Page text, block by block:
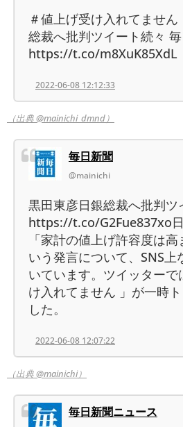
＃値上げ受け入れてませ
総裁へ批判ツイート続々
https://t.co/m8XuK85XdL
2022-06-08 12:12:33
（出典 @mainichi_dmnd）
毎日新聞
@mainichi
黒田東彦日銀総裁へ批判ツ
https://t.co/G2Fue837xo
「家計の値上げ許容度は
いう発言について、SNS上
いています。ツイッター
け入れてません 」が一時
した。
2022-06-08 12:07:22
（出典 @mainichi）
毎日新聞ニュース